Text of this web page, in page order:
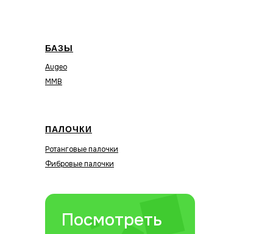
БАЗЫ
Augeo
MMB
ПАЛОЧКИ
Ротанговые палочки
Фибровые палочки
Посмотреть